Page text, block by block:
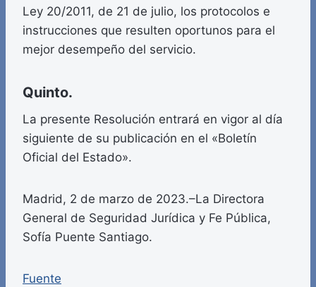
Ley 20/2011, de 21 de julio, los protocolos e
instrucciones que resulten oportunos para el
mejor desempeño del servicio.
Quinto.
La presente Resolución entrará en vigor al día
siguiente de su publicación en el «Boletín
Oficial del Estado».
Madrid, 2 de marzo de 2023.–La Directora
General de Seguridad Jurídica y Fe Pública,
Sofía Puente Santiago.
Fuente